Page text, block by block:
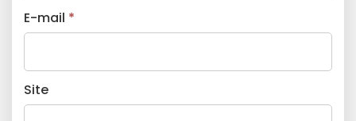
E-mail *
Site